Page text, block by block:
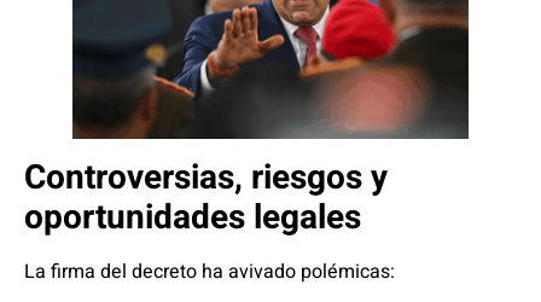
Controversias, riesgos y
oportunidades legales
La firma del decreto ha avivado polémicas: